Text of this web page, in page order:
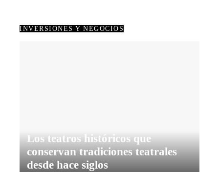
INVERSIONES Y NEGOCIOS
Los teatros históricos que
conservan tradiciones teatrales
desde hace siglos